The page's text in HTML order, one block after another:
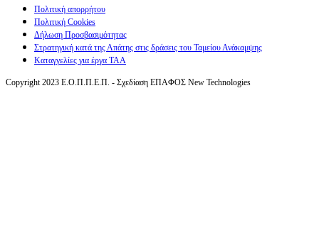
Πολιτική απορρήτου
Πολιτική Cookies
Δήλωση Προσβασιμότητας
Στρατηγική κατά της Απάτης στις δράσεις του Ταμείου Ανάκαμψης
Καταγγελίες για έργα ΤΑΑ
Copyright 2023 Ε.Ο.Π.Π.Ε.Π. - Σχεδίαση ΕΠΑΦΟΣ New Technologies